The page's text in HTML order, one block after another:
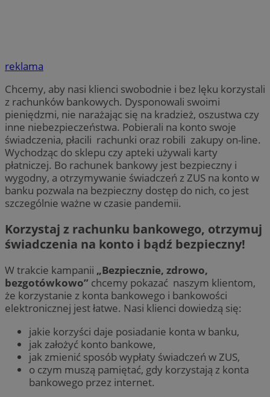
reklama
Chcemy, aby nasi klienci swobodnie i bez lęku korzystali
z rachunków bankowych. Dysponowali swoimi
pieniędzmi, nie narażając się na kradzież, oszustwa czy
inne niebezpieczeństwa. Pobierali na konto swoje
świadczenia, płacili rachunki oraz robili zakupy on-line.
Wychodząc do sklepu czy apteki używali karty
płatniczej. Bo rachunek bankowy jest bezpieczny i
wygodny, a otrzymywanie świadczeń z ZUS na konto w
banku pozwala na bezpieczny dostęp do nich, co jest
szczególnie ważne w czasie pandemii.
Korzystaj z rachunku bankowego, otrzymuj
świadczenia na konto i bądź bezpieczny!
W trakcie kampanii „Bezpiecznie, zdrowo,
bezgotówkowo” chcemy pokazać naszym klientom,
że korzystanie z konta bankowego i bankowości
elektronicznej jest łatwe. Nasi klienci dowiedzą się:
jakie korzyści daje posiadanie konta w banku,
jak założyć konto bankowe,
jak zmienić sposób wypłaty świadczeń w ZUS,
o czym muszą pamiętać, gdy korzystają z konta
bankowego przez internet.